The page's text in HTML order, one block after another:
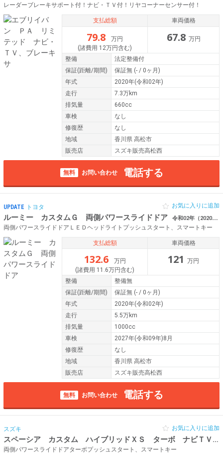
レーダーブレーキサポート付！ナビ・ＴＶ付！リヤコーナーセンサー付！
支払総額
79.8
万円
(諸費用 12万円含む)
車両価格
67.8 万円
整備
法定整備付
保証(距離/期間) 保証無 (- / 0ヶ月)
年式
2020年(令和02年)
走行
7.3万km
排気量
660cc
車検
なし
修復歴
なし
地域
香川県 高松市
販売店
スズキ販売高松西
無料 お問い合わせ 電話する
UPDATE トヨタ
ルーミー カスタムＧ 両側パワースライドドア 令和02年（2020年） 5.5万km 香川県高松市
両側パワースライドドアＬＥＤヘッドライトプッシュスタート、スマートキー
お気に入りに追加
支払総額
132.6
万円
(諸費用 11.6万円含む)
車両価格
121 万円
整備
整備無
保証(距離/期間) 保証無 (- / 0ヶ月)
年式
2020年(令和02年)
走行
5.5万km
排気量
1000cc
車検
2027年(令和09年)8月
修復歴
なし
地域
香川県 高松市
販売店
スズキ販売高松西
無料 お問い合わせ 電話する
スズキ
スペーシア カスタム ハイブリッドＸＳ ターボ ナビＴＶ付
両側パワースライドドアターボプッシュスタート、スマートキー
お気に入りに追加